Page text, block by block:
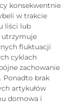
konsekwentnie
w trakcie
liści lub
utrzymuje
fluktuacji
cyklach
zachowanie
Ponadto brak
artykułów
domowa i